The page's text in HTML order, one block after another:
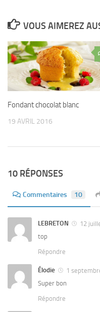
VOUS AIMEREZ
Fondant chocolat blanc
19 AVRIL 2016
10 RÉPONSES
Commentaires 10
LEBRETON
12
top
Répondre
Élodie
1
Super bon
Répondre